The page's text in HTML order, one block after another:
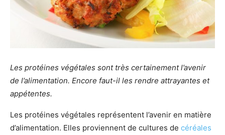
Les protéines végétales sont très certainement l’avenir
de l’alimentation. Encore faut-il les rendre attrayantes et
appétentes.
Les protéines végétales représentent l’avenir en matière
d’alimentation. Elles proviennent de cultures de céréales